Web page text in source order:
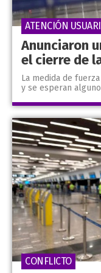
Anunciaron
el cierre de
La medida de
y se esperan
ATENCIÓN
CONFLICTO